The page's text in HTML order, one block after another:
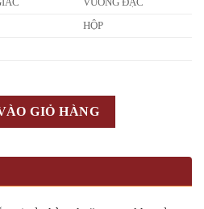
VUÔNG ĐẶC
HỘP
GIỎ HÀNG